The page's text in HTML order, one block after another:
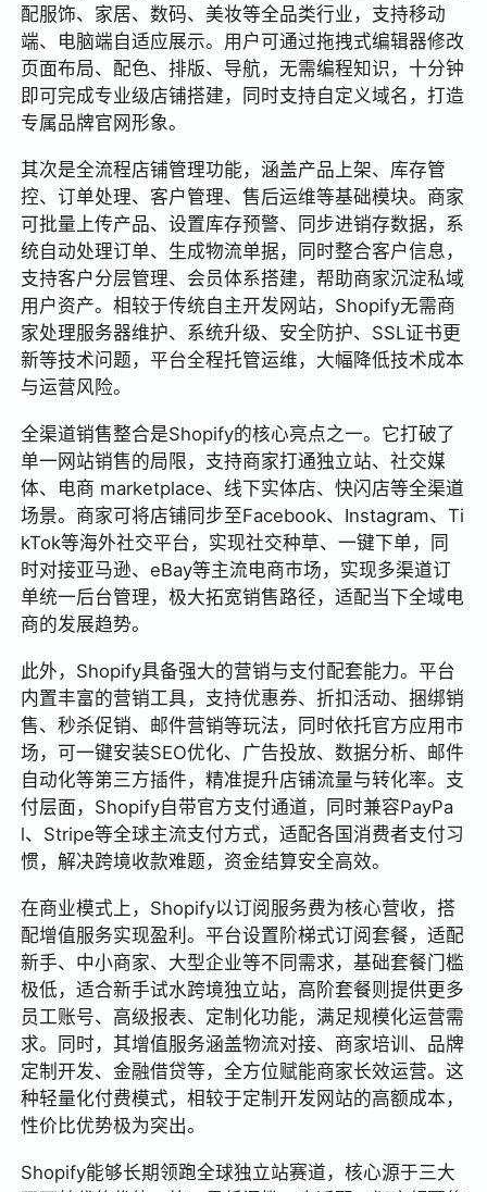
配服饰、家居、数码、美妆等全品类行业，支持移动
端、电脑端自适应展示。用户可通过拖拽式编辑器修改
页面布局、配色、排版、导航，无需编程知识，十分钟
即可完成专业级店铺搭建，同时支持自定义域名，打造
专属品牌官网形象。
其次是全流程店铺管理功能，涵盖产品上架、库存管
控、订单处理、客户管理、售后运维等基础模块。商家
可批量上传产品、设置库存预警、同步进销存数据，系
统自动处理订单、生成物流单据，同时整合客户信息，
支持客户分层管理、会员体系搭建，帮助商家沉淀私域
用户资产。相较于传统自主开发网站，Shopify无需商
家处理服务器维护、系统升级、安全防护、SSL证书更
新等技术问题，平台全程托管运维，大幅降低技术成本
与运营风险。
全渠道销售整合是Shopify的核心亮点之一。它打破了
单一网站销售的局限，支持商家打通独立站、社交媒
体、电商 marketplace、线下实体店、快闪店等全渠道
场景。商家可将店铺同步至Facebook、Instagram、Ti
kTok等海外社交平台，实现社交种草、一键下单，同
时对接亚马逊、eBay等主流电商市场，实现多渠道订
单统一后台管理，极大拓宽销售路径，适配当下全域电
商的发展趋势。
此外，Shopify具备强大的营销与支付配套能力。平台
内置丰富的营销工具，支持优惠券、折扣活动、捆绑销
售、秒杀促销、邮件营销等玩法，同时依托官方应用市
场，可一键安装SEO优化、广告投放、数据分析、邮件
自动化等第三方插件，精准提升店铺流量与转化率。支
付层面，Shopify自带官方支付通道，同时兼容PayPa
l、Stripe等全球主流支付方式，适配各国消费者支付习
惯，解决跨境收款难题，资金结算安全高效。
在商业模式上，Shopify以订阅服务费为核心营收，搭
配增值服务实现盈利。平台设置阶梯式订阅套餐，适配
新手、中小商家、大型企业等不同需求，基础套餐门槛
极低，适合新手试水跨境独立站，高阶套餐则提供更多
员工账号、高级报表、定制化功能，满足规模化运营需
求。同时，其增值服务涵盖物流对接、商家培训、品牌
定制开发、金融借贷等，全方位赋能商家长效运营。这
种轻量化付费模式，相较于定制开发网站的高额成本，
性价比优势极为突出。
Shopify能够长期领跑全球独立站赛道，核心源于三大